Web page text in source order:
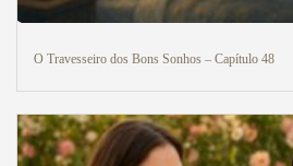
O Travesseiro dos Bons Sonhos – Capítulo 48